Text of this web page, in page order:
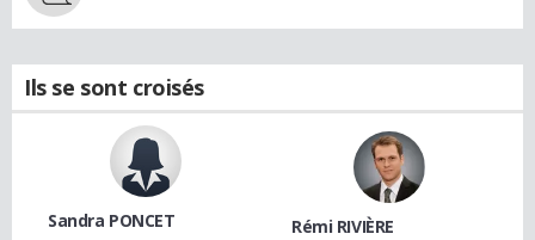
Ils se sont croisés
Sandra PONCET Rémi RIVIÈRE